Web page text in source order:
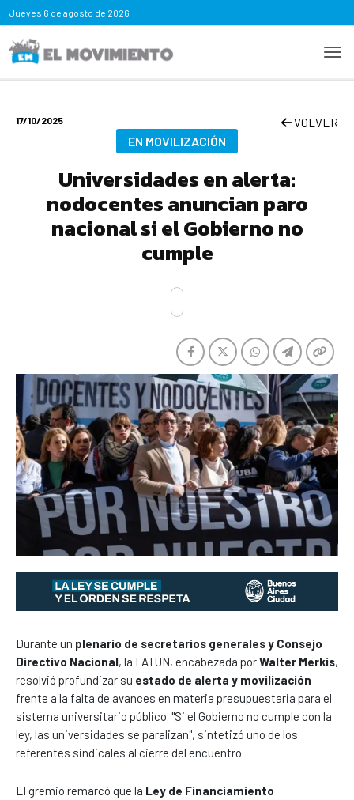
Jueves 6 de agosto de 2026
17/10/2025 VOLVER
EN MOVILIZACIÓN
Universidades en alerta:
nodocentes anuncian paro
nacional si el Gobierno no
cumple
Durante un plenario de secretarios generales y Consejo
Directivo Nacional, la FATUN, encabezada porWalter Merkis,
resolvió profundizar su estado de alerta y movilización
frente a la falta de avances en materia presupuestaria para el
sistema universitario público. "Si el Gobierno no cumple con la
ley, las universidades se paralizan", sintetizó uno de los
referentes sindicales al cierre del encuentro.
El gremio remarcó que la Ley de Financiamiento